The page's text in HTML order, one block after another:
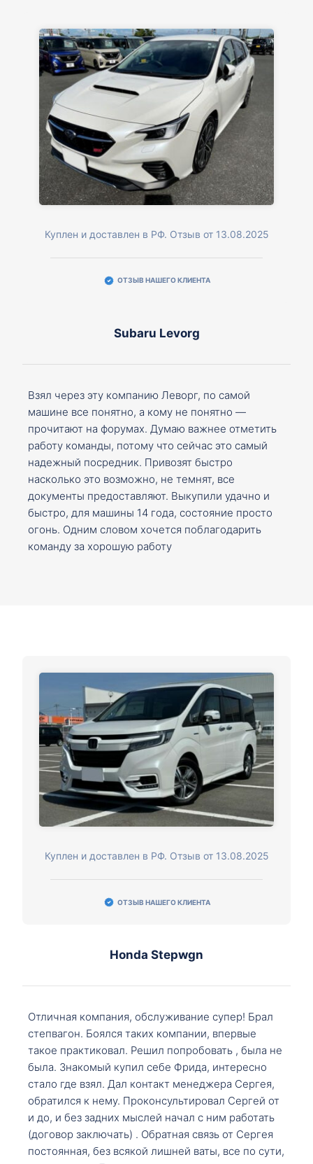
Куплен и доставлен в РФ. Отзыв от 13.08.2025
ОТЗЫВ НАШЕГО КЛИЕНТА
Subaru Levorg
Взял через эту компанию Леворг, по самой
машине все понятно, а кому не понятно —
прочитают на форумах. Думаю важнее отметить
работу команды, потому что сейчас это самый
надежный посредник. Привозят быстро
насколько это возможно, не темнят, все
документы предоставляют. Выкупили удачно и
быстро, для машины 14 года, состояние просто
огонь. Одним словом хочется поблагодарить
команду за хорошую работу
Куплен и доставлен в РФ. Отзыв от 13.08.2025
ОТЗЫВ НАШЕГО КЛИЕНТА
Honda Stepwgn
Отличная компания, обслуживание супер! Брал
степвагон. Боялся таких компании, впервые
такое практиковал. Решил попробовать , была не
была. Знакомый купил себе Фрида, интересно
стало где взял. Дал контакт менеджера Сергея,
обратился к нему. Проконсультировал Сергей от
и до, и без задних мыслей начал с ним работать
(договор заключать) . Обратная связь от Сергея
постоянная, без всякой лишней ваты, все по сути,